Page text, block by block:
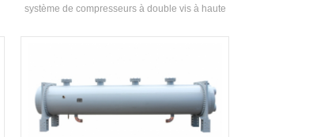
système de compresseurs à double vis à haute
évaporateur à haute efficacité fabriqués par nos
moyennes entreprises industrielles et
application commerciale. capacité de
refroidissement : 70KW-5000KW Une variété de
choix de réfrigérant, r407c, r134a et d'autres